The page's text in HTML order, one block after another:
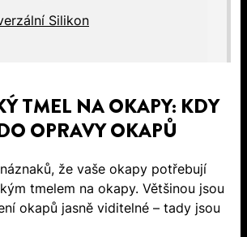
TMEL NA OKAPY: KDY
OPRAVY OKAPŮ
že vaše okapy potřebují
tmelem na okapy. Většinou jsou
okapů jasně viditelné – tady jsou
Silikon